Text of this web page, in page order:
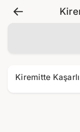
Kiremitte